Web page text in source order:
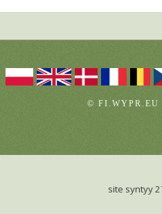
©
site syntyy